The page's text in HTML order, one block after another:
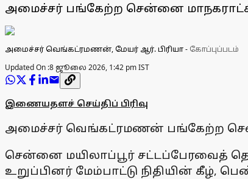
அமைச்சர் பங்கேற்ற சென்னை மாநகராட்சி
அமைச்சர் வெங்கட்ரமணன், மேயர் ஆர். பிரியா- கோப்புப்படம்
Updated On :8 ஜூலை 2026, 1:42 pm IST
இணையதளச் செய்திப் பிரிவு
அமைச்சர் வெங்கட்ரமணன் பங்கேற்ற
சென்னை மயிலாப்பூர் சட்டப்பேரவைத்
உறுப்பினர் மேம்பாட்டு நிதியின் கீழ்,